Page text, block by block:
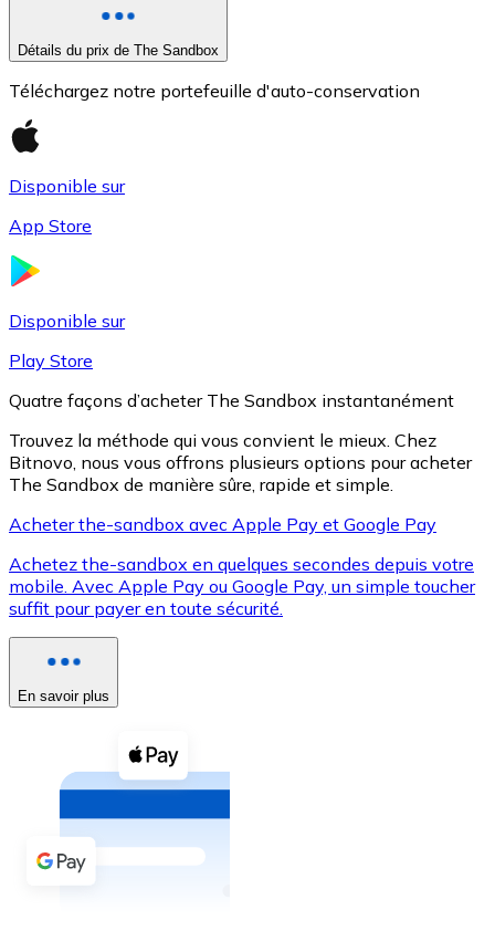
XRP
XRP
Voir toutes
Coupons crypto
Achetez des cryptomonnaies en espèces et d'autres
Acheter avec espèces
Virement SEPA
Détails du prix de The Sandbox
Téléchargez notre portefeuille d'auto-conservation
Disponible sur
App Store
Disponible sur
Play Store
Quatre façons d’acheter The Sandbox instantanément
Trouvez la méthode qui vous convient le mieux. Chez
Bitnovo, nous vous offrons plusieurs options pour acheter
The Sandbox de manière sûre, rapide et simple.
Acheter the-sandbox avec Apple Pay et Google Pay
Achetez the-sandbox en quelques secondes depuis votre
mobile. Avec Apple Pay ou Google Pay, un simple toucher
suffit pour payer en toute sécurité.
En savoir plus